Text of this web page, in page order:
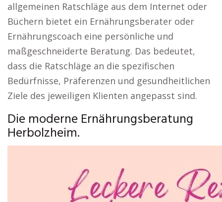
allgemeinen Ratschläge aus dem Internet oder
Büchern bietet ein Ernährungsberater oder
Ernährungscoach eine persönliche und
maßgeschneiderte Beratung. Das bedeutet,
dass die Ratschläge an die spezifischen
Bedürfnisse, Präferenzen und gesundheitlichen
Ziele des jeweiligen Klienten angepasst sind.
Die moderne Ernährungsberatung
Herbolzheim.